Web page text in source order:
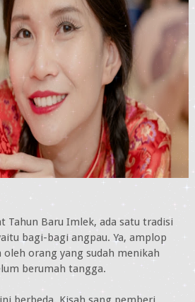
Tahun Baru Imlek, ada satu tradisi
bagi-bagi angpau. Ya, amplop
orang yang sudah menikah
berumah tangga.